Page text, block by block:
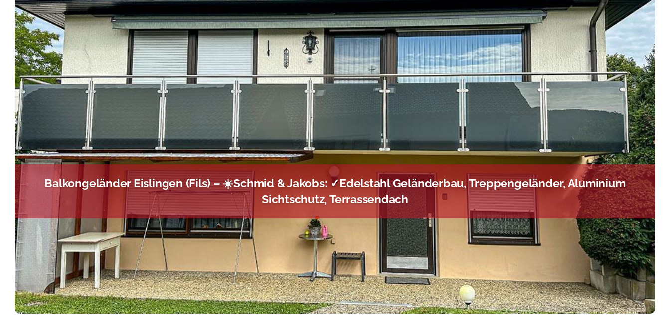
Balkongeländer Eislingen (Fils) – ☀️Schmid & Jakobs: ✓Edelstahl Geländerbau, Treppengeländer, Aluminium
Sichtschutz, Terrassendach